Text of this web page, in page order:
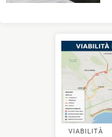
VIABILITÀ